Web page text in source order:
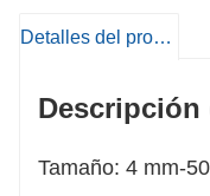
Detalles del producto
Tamaño: 4 mm-